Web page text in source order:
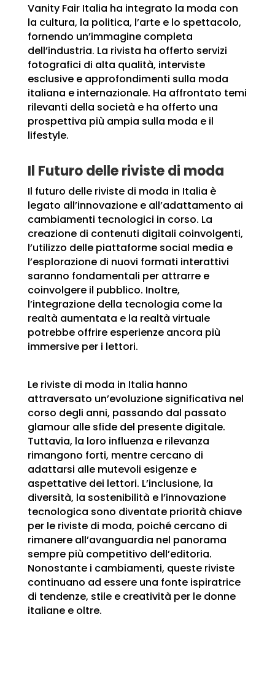
Vanity Fair Italia ha integrato la moda con
la cultura, la politica, l’arte e lo spettacolo,
fornendo un’immagine completa
dell’industria. La rivista ha offerto servizi
fotografici di alta qualità, interviste
esclusive e approfondimenti sulla moda
italiana e internazionale. Ha affrontato temi
rilevanti della società e ha offerto una
prospettiva più ampia sulla moda e il
lifestyle.
Il Futuro delle riviste di moda
Il futuro delle riviste di moda in Italia è
legato all’innovazione e all’adattamento ai
cambiamenti tecnologici in corso. La
creazione di contenuti digitali coinvolgenti,
l’utilizzo delle piattaforme social media e
l’esplorazione di nuovi formati interattivi
saranno fondamentali per attrarre e
coinvolgere il pubblico. Inoltre,
l’integrazione della tecnologia come la
realtà aumentata e la realtà virtuale
potrebbe offrire esperienze ancora più
immersive per i lettori.
Le riviste di moda in Italia hanno
attraversato un’evoluzione significativa nel
corso degli anni, passando dal passato
glamour alle sfide del presente digitale.
Tuttavia, la loro influenza e rilevanza
rimangono forti, mentre cercano di
adattarsi alle mutevoli esigenze e
aspettative dei lettori. L’inclusione, la
diversità, la sostenibilità e l’innovazione
tecnologica sono diventate priorità chiave
per le riviste di moda, poiché cercano di
rimanere all’avanguardia nel panorama
sempre più competitivo dell’editoria.
Nonostante i cambiamenti, queste riviste
continuano ad essere una fonte ispiratrice
di tendenze, stile e creatività per le donne
italiane e oltre.